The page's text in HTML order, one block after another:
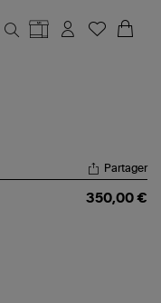
Partager
350,00 €